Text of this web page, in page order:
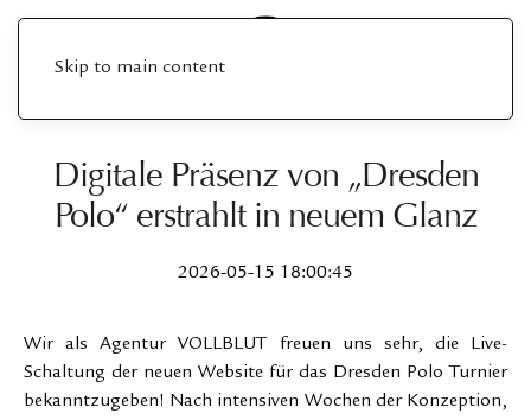
Skip to main content
Digitale Präsenz von „Dresden
Polo“ erstrahlt in neuem Glanz
2026-05-15 18:00:45
Wir als Agentur VOLLBLUT freuen uns sehr, die Live-
Schaltung der neuen Website für das Dresden Polo Turnier
bekanntzugeben! Nach intensiven Wochen der Konzeption,